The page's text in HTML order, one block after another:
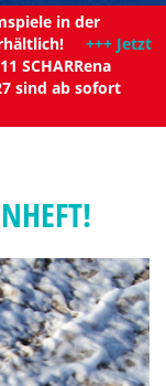
in der
+++ Jetzt
SCHARRena
sind ab sofort